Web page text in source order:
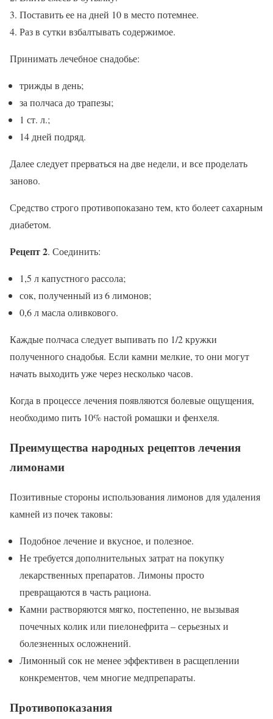
Поставить ее на дней 10 в место потемнее.
Раз в сутки взбалтывать содержимое.
Принимать лечебное снадобье:
трижды в день;
за полчаса до трапезы;
1 ст. л.;
14 дней подряд.
Далее следует прерваться на две недели, и все проделать
заново.
Средство строго противопоказано тем, кто болеет сахарным
диабетом.
Рецепт 2. Соединить:
1,5 л капустного рассола;
сок, полученный из 6 лимонов;
0,6 л масла оливкового.
Каждые полчаса следует выпивать по 1/2 кружки
полученного снадобья. Если камни мелкие, то они могут
начать выходить уже через несколько часов.
Когда в процессе лечения появляются болевые ощущения,
необходимо пить 10% настой ромашки и фенхеля.
Преимущества народных рецептов лечения
лимонами
Позитивные стороны использования лимонов для удаления
камней из почек таковы:
Подобное лечение и вкусное, и полезное.
Не требуется дополнительных затрат на покупку
лекарственных препаратов. Лимоны просто
превращаются в часть рациона.
Камни растворяются мягко, постепенно, не вызывая
почечных колик или пиелонефрита – серьезных и
болезненных осложнений.
Лимонный сок не менее эффективен в расщеплении
конкрементов, чем многие медпрепараты.
Противопоказания